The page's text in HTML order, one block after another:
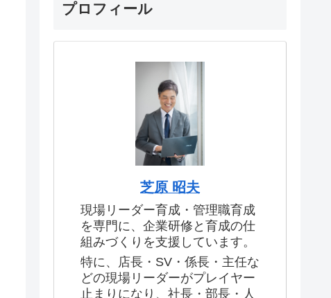
プロフィール
芝原 昭夫
現場リーダー育成・管理職育成
を専門に、企業研修と育成の仕
組みづくりを支援しています。
特に、店長・SV・係長・主任な
どの現場リーダーがプレイヤー
止まりになり、社長・部長・人